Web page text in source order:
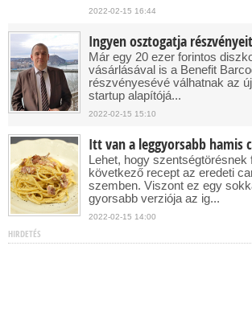
2022-02-15 16:44
Ingyen osztogatja
Már egy 20 ezer forintos
vásárlásával is a Benefit
részvényesévé válhatnak az
startup alapítójá...
2022-02-15 15:10
Itt van a leggyorsabb hamis
Lehet, hogy szentségtörésnek
következő recept az eredeti
szemben. Viszont ez egy
gyorsabb verziója az ig...
2022-02-15 14:00
HIRDETÉS